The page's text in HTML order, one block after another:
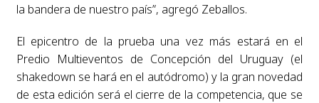
la bandera de nuestro país”, agregó Zeballos.
El epicentro de la prueba una vez más estará en el
Predio Multieventos de Concepción del Uruguay (el
shakedown se hará en el autódromo) y la gran novedad
de esta edición será el cierre de la competencia, que se